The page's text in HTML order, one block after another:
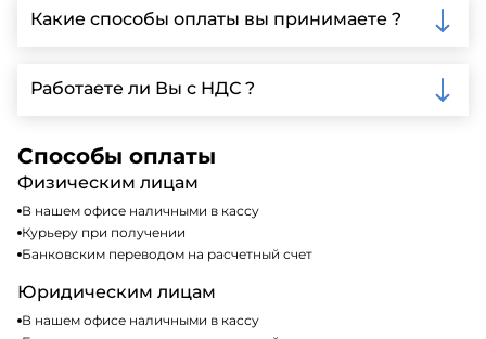
Ленинградской области, у нас собственный
автопарк, для обеспечения быстрой и надежной
Какие способы оплаты вы принимаете ?
включая наличные, банковские переводы,
кредитные карты. Подробную информацию о
Работаете ли Вы с НДС ?
налогообложения, т.е с НДС 20%
Способы оплаты
Физическим лицам
В нашем офисе наличными в кассу
Курьеру при получении
Банковским переводом на расчетный счет
Юридическим лицам
В нашем офисе наличными в кассу